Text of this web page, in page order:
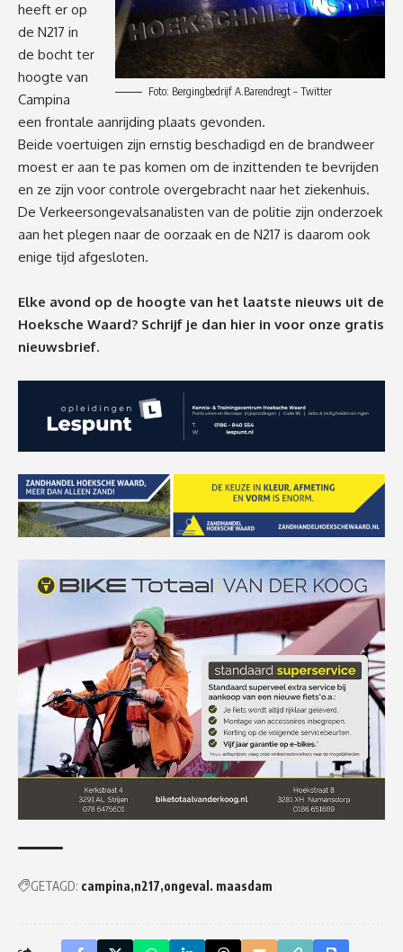
Foto: Bergingbedrijf A.Barendregt – Twitter
heeft er op
de N217 in
de bocht ter
hoogte van
Campina
een frontale aanrijding plaats gevonden.
Beide voertuigen zijn ernstig beschadigd en de brandweer
moest er aan te pas komen om de inzittenden te bevrijden
en ze zijn voor controle overgebracht naar het ziekenhuis.
De Verkeersongevalsanalisten van de politie zijn onderzoek
aan het plegen naar de oorzaak en de N217 is daarom ook
enige tijd afgesloten.
Elke avond op de hoogte van het laatste nieuws uit de
Hoeksche Waard? Schrijf je dan hier in voor onze gratis
nieuwsbrief.
GETAGD: campina n217 ongeval. maasdam